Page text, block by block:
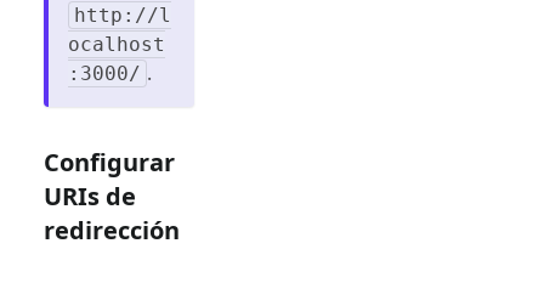
http://l
ocalhost
:3000/ .
Configurar
URIs de
redirección